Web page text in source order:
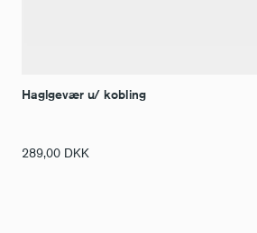
Haglgevær u/ kobling
289,00 DKK